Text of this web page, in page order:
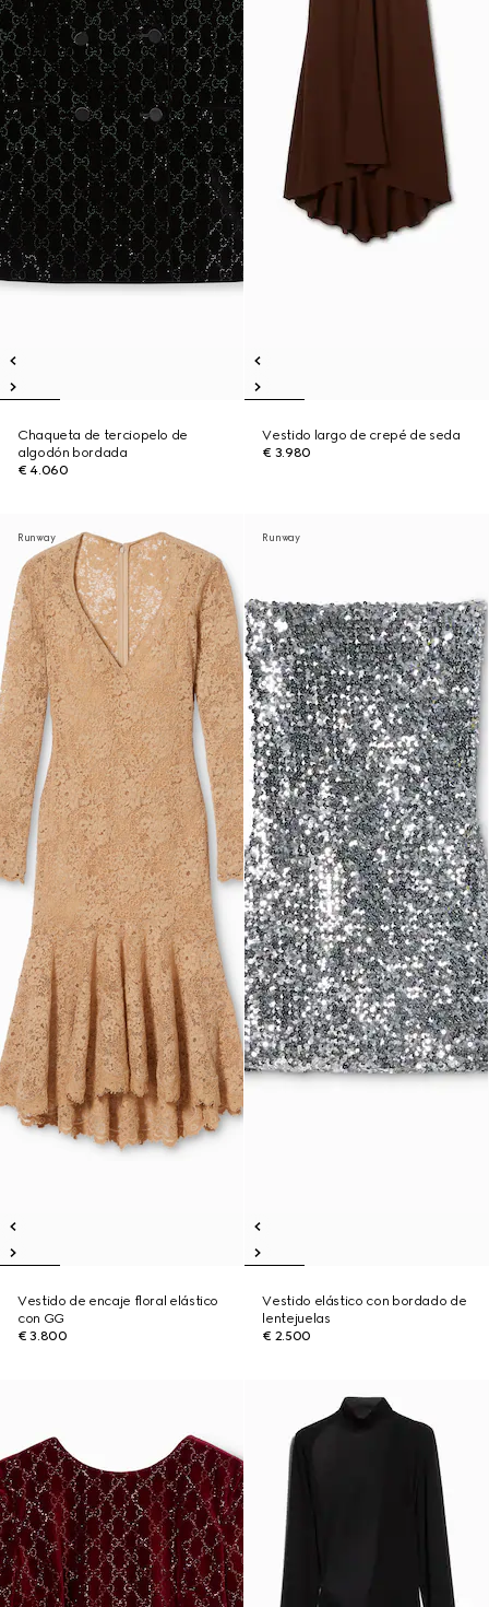
Chaqueta de terciopelo de
algodón bordada
€ 4.060
Vestido largo de crepé de seda
€ 3.980
Runway
Vestido de encaje floral elástico
con GG
€ 3.800
Runway
Vestido elástico con bordado de
lentejuelas
€ 2.500